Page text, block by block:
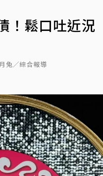
！鬆口吐近況
兔／綜合報導